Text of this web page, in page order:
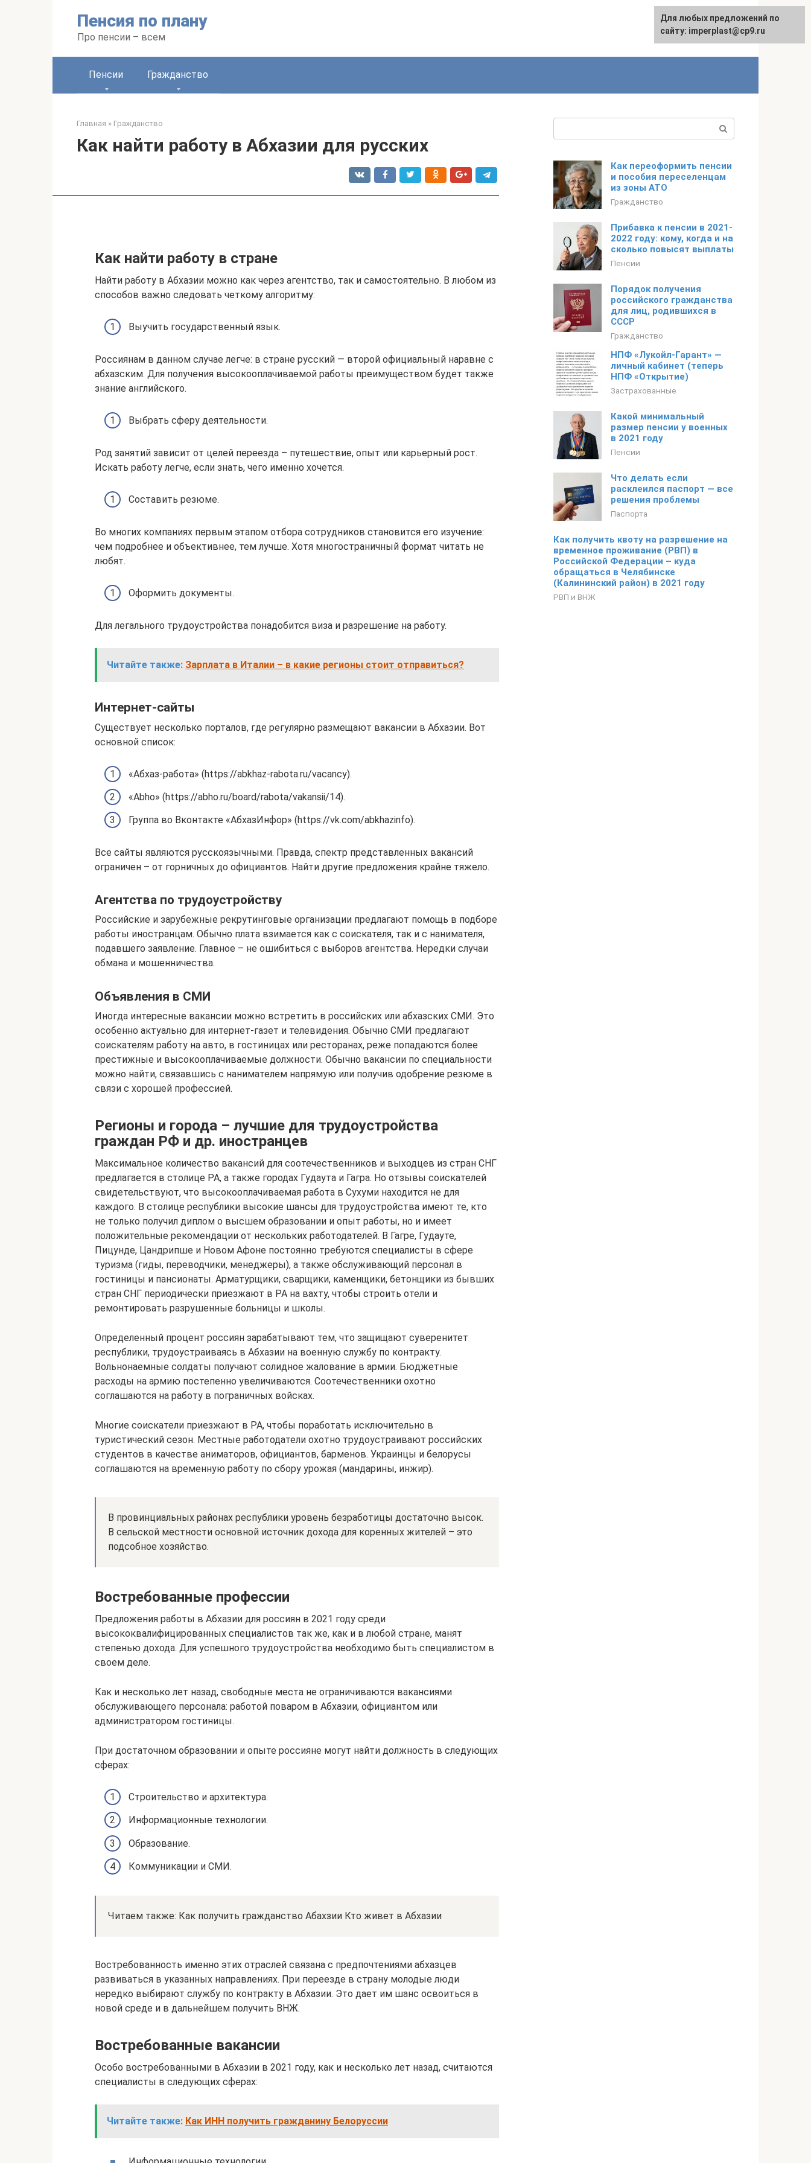
Пенсия по плану
Про пенсии – всем
Пенсии Гражданство
Главная » Гражданство
Как найти работу в Абхазии для русских
Как найти работу в стране
Найти работу в Абхазии можно как через агентство, так и самостоятельно. В любом из
способов важно следовать четкому алгоритму:
Выучить государственный язык.
Россиянам в данном случае легче: в стране русский — второй официальный наравне с
абхазским. Для получения высокооплачиваемой работы преимуществом будет также
знание английского.
Выбрать сферу деятельности.
Род занятий зависит от целей переезда – путешествие, опыт или карьерный рост.
Искать работу легче, если знать, чего именно хочется.
Составить резюме.
Во многих компаниях первым этапом отбора сотрудников становится его изучение:
чем подробнее и объективнее, тем лучше. Хотя многостраничный формат читать не
любят.
Оформить документы.
Для легального трудоустройства понадобится виза и разрешение на работу.
Читайте также: Зарплата в Италии – в какие регионы стоит отправиться?
Интернет-сайты
Существует несколько порталов, где регулярно размещают вакансии в Абхазии. Вот
основной список:
«Абхаз-работа» (https://abkhaz-rabota.ru/vacancy).
«Abho» (https://abho.ru/board/rabota/vakansii/14).
Группа во Вконтакте «АбхазИнфор» (https://vk.com/abkhazinfo).
Все сайты являются русскоязычными. Правда, спектр представленных вакансий
ограничен – от горничных до официантов. Найти другие предложения крайне тяжело.
Агентства по трудоустройству
Российские и зарубежные рекрутинговые организации предлагают помощь в подборе
работы иностранцам. Обычно плата взимается как с соискателя, так и с нанимателя,
подавшего заявление. Главное – не ошибиться с выборов агентства. Нередки случаи
обмана и мошенничества.
Объявления в СМИ
Иногда интересные вакансии можно встретить в российских или абхазских СМИ. Это
особенно актуально для интернет-газет и телевидения. Обычно СМИ предлагают
соискателям работу на авто, в гостиницах или ресторанах, реже попадаются более
престижные и высокооплачиваемые должности. Обычно вакансии по специальности
можно найти, связавшись с нанимателем напрямую или получив одобрение резюме в
связи с хорошей профессией.
Регионы и города – лучшие для трудоустройства
граждан РФ и др. иностранцев
Максимальное количество вакансий для соотечественников и выходцев из стран СНГ
предлагается в столице РА, а также городах Гудаута и Гагра. Но отзывы соискателей
свидетельствуют, что высокооплачиваемая работа в Сухуми находится не для
каждого. В столице республики высокие шансы для трудоустройства имеют те, кто
не только получил диплом о высшем образовании и опыт работы, но и имеет
положительные рекомендации от нескольких работодателей. В Гагре, Гудауте,
Пицунде, Цандрипше и Новом Афоне постоянно требуются специалисты в сфере
туризма (гиды, переводчики, менеджеры), а также обслуживающий персонал в
гостиницы и пансионаты. Арматурщики, сварщики, каменщики, бетонщики из бывших
стран СНГ периодически приезжают в РА на вахту, чтобы строить отели и
ремонтировать разрушенные больницы и школы.
Определенный процент россиян зарабатывают тем, что защищают суверенитет
республики, трудоустраиваясь в Абхазии на военную службу по контракту.
Вольнонаемные солдаты получают солидное жалование в армии. Бюджетные
расходы на армию постепенно увеличиваются. Соотечественники охотно
соглашаются на работу в пограничных войсках.
Многие соискатели приезжают в РА, чтобы поработать исключительно в
туристический сезон. Местные работодатели охотно трудоустраивают российских
студентов в качестве аниматоров, официантов, барменов. Украинцы и белорусы
соглашаются на временную работу по сбору урожая (мандарины, инжир).
В провинциальных районах республики уровень безработицы достаточно высок.
В сельской местности основной источник дохода для коренных жителей – это
подсобное хозяйство.
Востребованные профессии
Предложения работы в Абхазии для россиян в 2021 году среди
высококвалифицированных специалистов так же, как и в любой стране, манят
степенью дохода. Для успешного трудоустройства необходимо быть специалистом в
своем деле.
Как и несколько лет назад, свободные места не ограничиваются вакансиями
обслуживающего персонала: работой поваром в Абхазии, официантом или
администратором гостиницы.
При достаточном образовании и опыте россияне могут найти должность в следующих
сферах:
Строительство и архитектура.
Информационные технологии.
Образование.
Коммуникации и СМИ.
Читаем также: Как получить гражданство Абахзии Кто живет в Абхазии
Востребованность именно этих отраслей связана с предпочтениями абхазцев
развиваться в указанных направлениях. При переезде в страну молодые люди
нередко выбирают службу по контракту в Абхазии. Это дает им шанс освоиться в
новой среде и в дальнейшем получить ВНЖ.
Востребованные вакансии
Особо востребованными в Абхазии в 2021 году, как и несколько лет назад, считаются
специалисты в следующих сферах:
Читайте также: Как ИНН получить гражданину Белоруссии
Как переоформить пенсии
и пособия переселенцам
из зоны АТО
Гражданство
Прибавка к пенсии в 2021-
2022 году: кому, когда и на
сколько повысят выплаты
Пенсии
Порядок получения
российского гражданства
для лиц, родившихся в
СССР
Гражданство
НПФ «Лукойл-Гарант» —
личный кабинет (теперь
НПФ «Открытие)
Застрахованные
Какой минимальный
размер пенсии у военных
в 2021 году
Пенсии
Что делать если
расклеился паспорт — все
решения проблемы
Паспорта
Как получить квоту на разрешение на
временное проживание (РВП) в
Российской Федерации – куда
обращаться в Челябинске
(Калининский район) в 2021 году
РВП и ВНЖ
Для любых предложений по
сайту: imperplast@cp9.ru